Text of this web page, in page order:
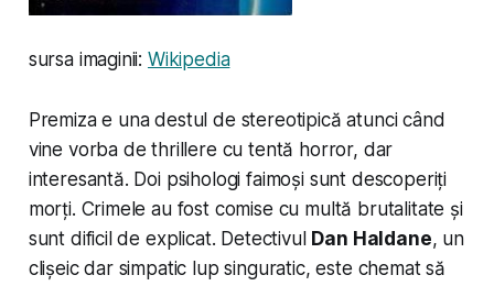
sursa imaginii: Wikipedia
Premiza e una destul de stereotipică atunci când
vine vorba de thrillere cu tentă horror, dar
interesantă. Doi psihologi faimoși sunt descoperiți
morți. Crimele au fost comise cu multă brutalitate și
sunt dificil de explicat. Detectivul Dan Haldane, un
clișeic dar simpatic lup singuratic, este chemat să